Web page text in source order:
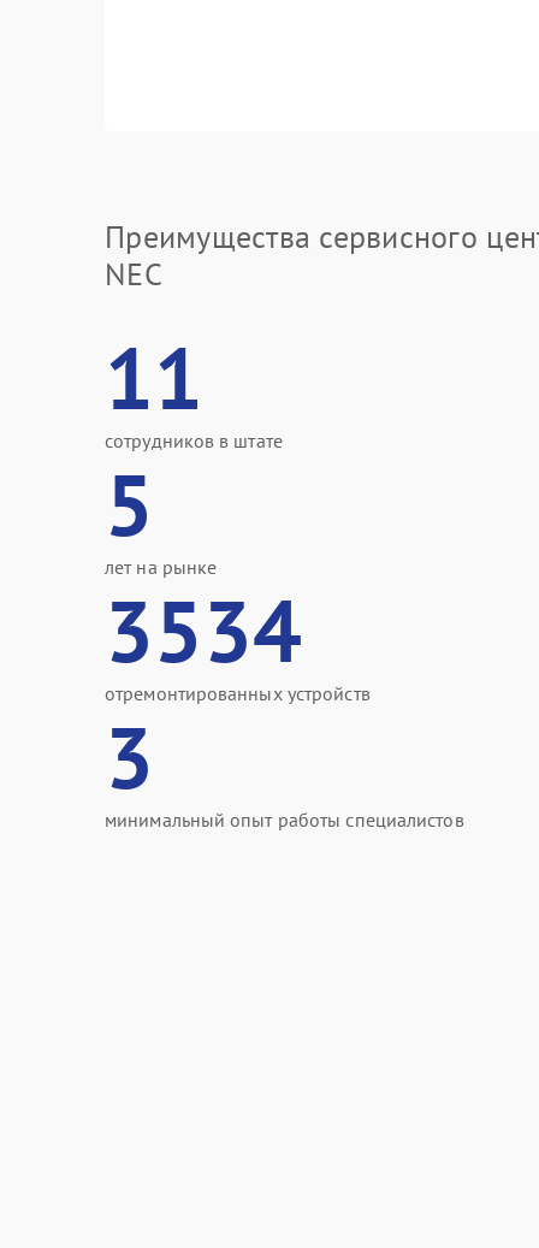
Преимущества сервисного
NEC
11
сотрудников в штате
5
лет на рынке
3534
отремонтированных устройств
3
минимальный опыт работы специалистов